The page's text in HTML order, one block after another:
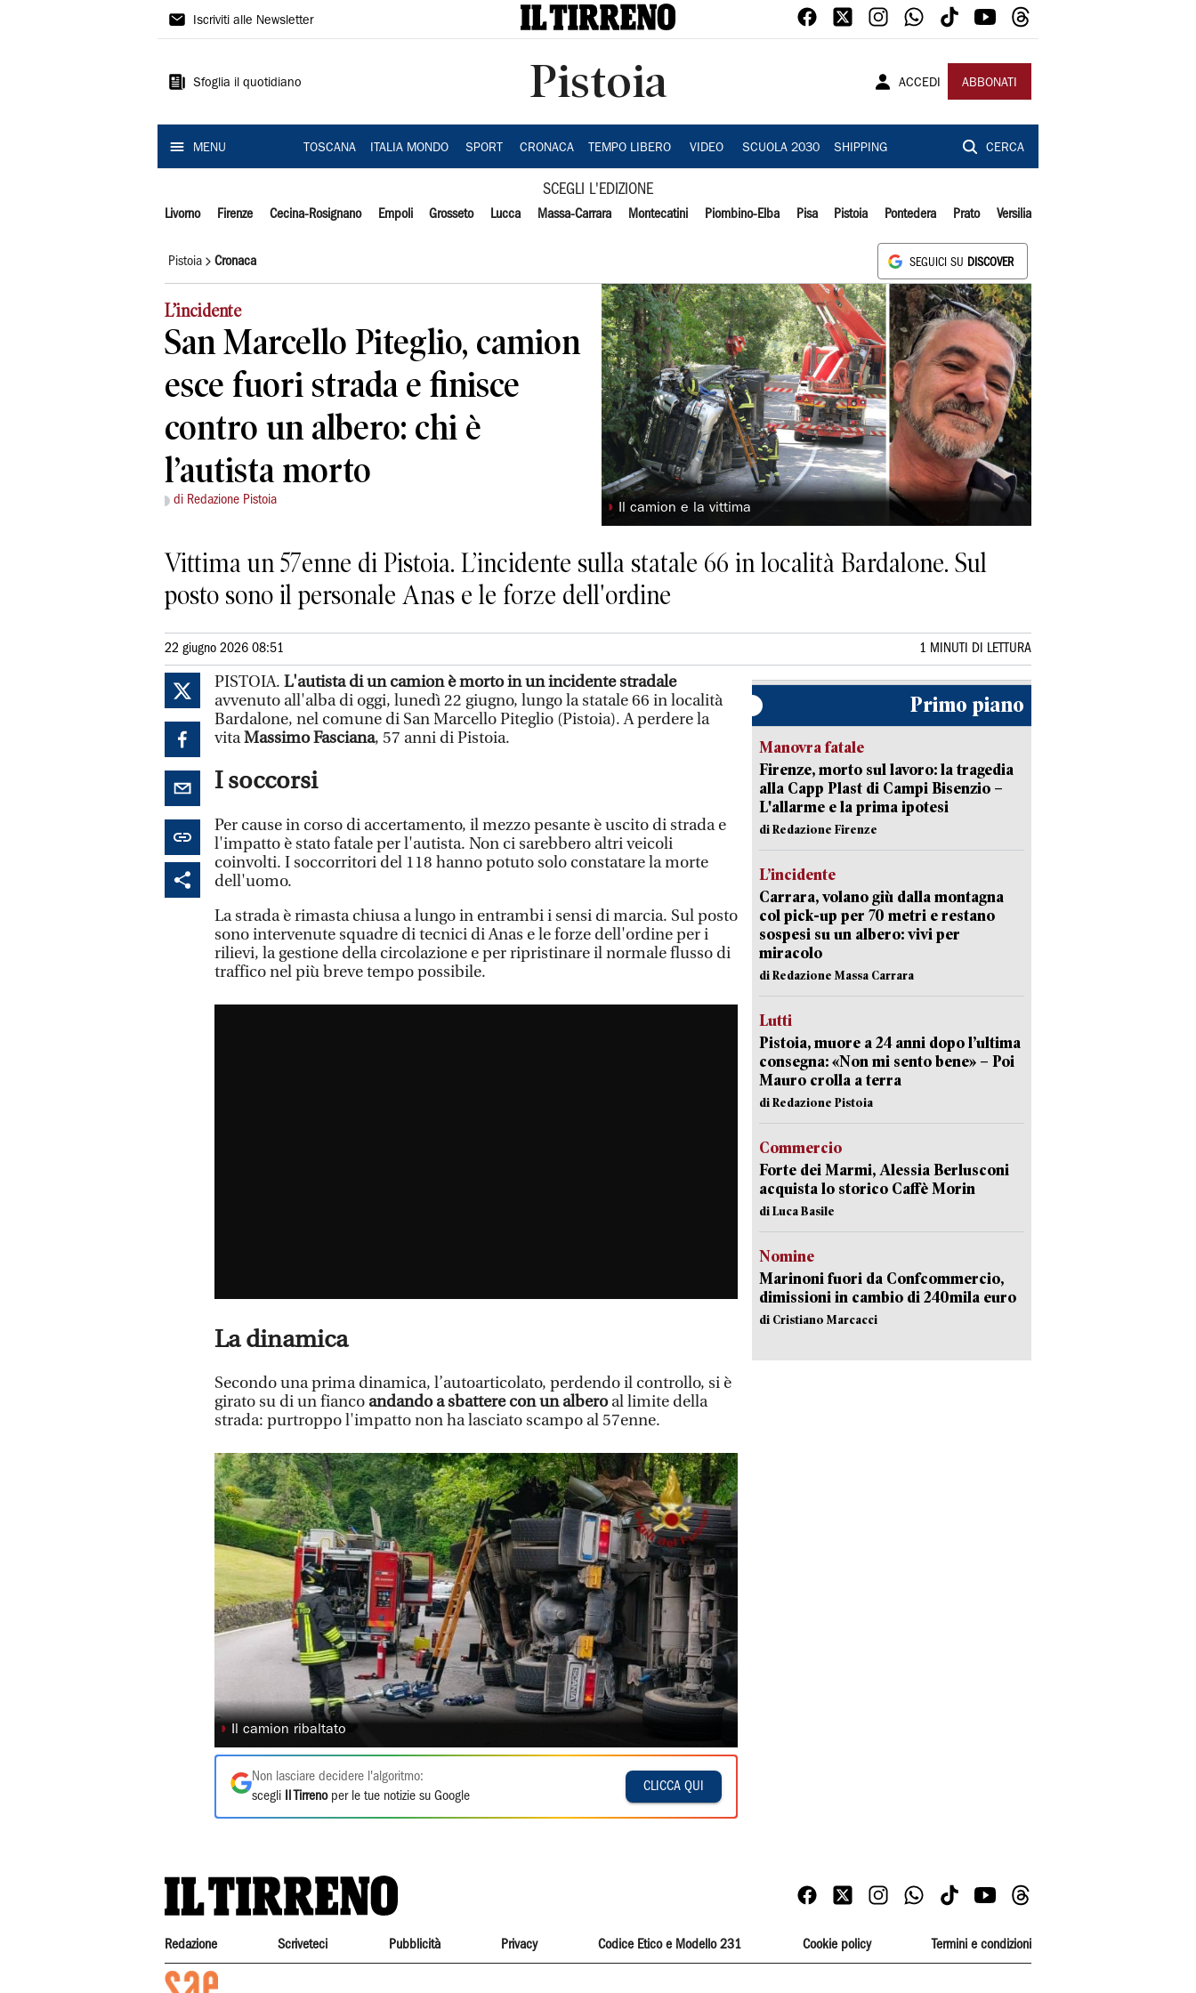
Il
Iscriviti alle Newsletter
Sfoglia il quotidiano Pistoia ACCEDI ABBONATI
MENU TOSCANA ITALIA MONDO SPORT CRONACA TEMPO LIBERO VIDEO SCUOLA 2030 SHIPPING CERCA
SCEGLI L'EDIZIONE
Livorno Firenze Cecina-Rosignano Empoli Grosseto Lucca Massa-Carrara Montecatini Piombino-Elba Pisa Pistoia Pontedera Prato Versilia
Pistoia Cronaca SEGUICI SU DISCOVER
L’incidente
San Marcello Piteglio, camion
esce fuori strada e finisce
contro un albero: chi è
l’autista morto
di Redazione Pistoia
◗ Il camion e la vittima
Vittima un 57enne di Pistoia. L’incidente sulla statale 66 in località Bardalone. Sul
posto sono il personale Anas e le forze dell'ordine
22 giugno 2026 08:51 1 MINUTI DI LETTURA
PISTOIA. L'autista di un camion è morto in un incidente stradale
avvenuto all'alba di oggi, lunedì 22 giugno, lungo la statale 66 in località
Bardalone, nel comune di San Marcello Piteglio (Pistoia). A perdere la
vitaMassimo Fasciana, 57 anni di Pistoia.
I soccorsi
Per cause in corso di accertamento, il mezzo pesante è uscito di strada e
l'impatto è stato fatale per l'autista. Non ci sarebbero altri veicoli
coinvolti. I soccorritori del 118 hanno potuto solo constatare la morte
dell'uomo.
La strada è rimasta chiusa a lungo in entrambi i sensi di marcia. Sul posto
sono intervenute squadre di tecnici di Anas e le forze dell'ordine per i
rilievi, la gestione della circolazione e per ripristinare il normale flusso di
traffico nel più breve tempo possibile.
La dinamica
Secondo una prima dinamica, l’autoarticolato, perdendo il controllo, si è
girato su di un fianco andando a sbattere con un alberoal limite della
strada: purtroppo l'impatto non ha lasciato scampo al 57enne.
◗ Il camion ribaltato
Non lasciare decidere l'algoritmo:
scegli
Il Tirrenoper le tue notizie su Google
CLICCA QUI
Primo piano
Manovra fatale
Firenze, morto sul lavoro: la tragedia
alla Capp Plast di Campi Bisenzio –
L'allarme e la prima ipotesi
di Redazione Firenze
L’incidente
Carrara, volano giù dalla montagna
col pick-up per 70 metri e restano
sospesi su un albero: vivi per
miracolo
di Redazione Massa Carrara
Lutti
Pistoia, muore a 24 anni dopo l’ultima
consegna: «Non mi sento bene» – Poi
Mauro crolla a terra
di Redazione Pistoia
Commercio
Forte dei Marmi, Alessia Berlusconi
acquista lo storico Caffè Morin
di Luca Basile
Nomine
Marinoni fuori da Confcommercio,
dimissioni in cambio di 240mila euro
di Cristiano Marcacci
Redazione Scriveteci Pubblicità Privacy Codice Etico e Modello 231 Cookie policy Termini e condizioni